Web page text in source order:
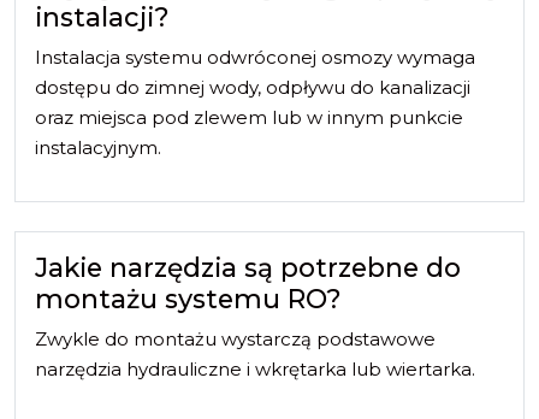
instalacji?
Instalacja systemu odwróconej osmozy wymaga
dostępu do zimnej wody, odpływu do kanalizacji
oraz miejsca pod zlewem lub w innym punkcie
instalacyjnym.
Jakie narzędzia są potrzebne do
montażu systemu RO?
Zwykle do montażu wystarczą podstawowe
narzędzia hydrauliczne i wkrętarka lub wiertarka.